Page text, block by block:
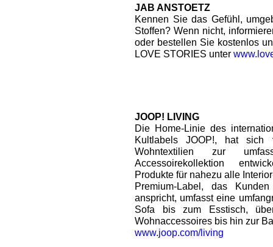
JAB ANSTOETZ
Kennen Sie das Gefühl,
Stoffen? Wenn nicht,
oder bestellen Sie kostenlos
LOVE STORIES unter
JOOP! LIVING
Die Home-Linie des
Kultlabels JOOP!, hat sich
Wohntextilien zur
Accessoirekollektion
Produkte für nahezu alle
Premium-Label, das
anspricht, umfasst eine
Sofa bis zum Esstisch,
Wohnaccessoires bis hin zur
www.joop.com/living